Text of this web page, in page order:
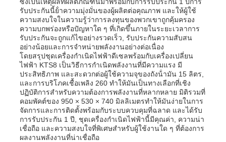
ติดต่อเรา
ข่าว
ทุกกรณี
ขออ้าง
ชุดเครื่องกำเนิดไฟฟ้าดีเซล
รับประกันนี้ย้ําความมุ่งมั่นของผู้ผลิตต่อคุณภาพ และให้ผู้ใช้
ความสงบใจในความรู้ว่าการลงทุนของพวกเขาถูกคุ้มครอง
ความบกพร่องหรือปัญหาใด ๆ ที่เกิดขึ้นภายในระยะเวลาการ
รับประกันจะถูกแก้ไขอย่างรวดเร็ว, รับประกันความสับสน
อย่างน้อยและการจําหน่ายพลังงานอย่างต่อเนื่อง
โดยสรุปชุดเครื่องกําเนิดไฟฟ้าดีเซลพร้อมกับเครื่องเปลี่ยน
ไฟฟ้า KTS8 เป็นวิธีการกําเนิดพลังงานที่มีความแรง มี
ประสิทธิภาพ และสะดวกต่อผู้ใช้ความจุของถังน้ํามัน 15 ลิตร,
และการบริโภคเชื้อเพลิง 260 ทําให้มันเป็นทางเลือกที่เชิง
ปฏิบัติการสําหรับความต้องการพลังงานที่หลากหลาย มิติรวมที่
คอมพัคต์ของ 950 × 530 × 740 มิลลิเมตรทําให้มันง่ายในการ
จัดการและการติดตั้งพร้อมกับระบบควบคุมที่ฉลาด และได้รับ
การรับประกัน 1 ปี, ชุดเครื่องกําเนิดไฟฟ้านี้มีคุณค่า, ความน่า
เชื่อถือ และความสงบใจที่พิเศษสําหรับผู้ใช้งานใด ๆ ที่ต้องการ
ผลงานพลังงานที่น่าเชื่อถือ